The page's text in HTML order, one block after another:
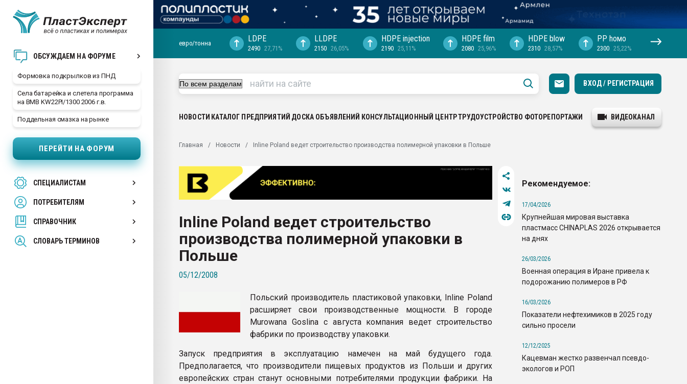
ОБСУЖДАЕМ НА ФОРУМЕ
Формовка подкрылков из ПНД
Села батарейка и слетела программа
на BMB KW22PI/1300 2006 г.в.
Поддельная смазка на рынке
ПЕРЕЙТИ НА ФОРУМ
СПЕЦИАЛИСТАМ
ПОТРЕБИТЕЛЯМ
СПРАВОЧНИК
СЛОВАРЬ ТЕРМИНОВ
29.07.2026 ФРП помог "Ижевскому
Вакуум-формовочные машины:
28.07.2026 Автоматизация выходит на
первый план в переработке
пластмасс
ситуацией на строительном рынке
Всё, что касается выдува ПЭТ
бутылок
ПЕРЕЙТИ НА ФОРУМ
евро/тонна LDPE
2490 27,71%
LLDPE
2150 26,05%
HDPE injection
2190 25,11%
HDPE film
2080 25,96%
HDPE blow
2310 28,57%
PP hомо
2300 25,22%
ВХОД / РЕГИСТРАЦИЯ
НОВОСТИ КАТАЛОГ ПРЕДПРИЯТИЙ ДОСКА ОБЪЯВЛЕНИЙ КОНСУЛЬТАЦИОННЫЙ ЦЕНТРТРУДОУСТРОЙСТВО ФОТОРЕПОРТАЖИ ВИДЕОКАНАЛ
Главная Новости Inline Poland ведет строительство производства полимерной упаковки в Польше
Inline Poland ведет строительство
производства полимерной упаковки в
Польше
05/12/2008
Польский производитель пластиковой упаковки, Inline Poland
расширяет свои производственные мощности. В городе
Murowana Goslina с августа компания ведет строительство
фабрики по производству упаковки.
Запуск предприятия в эксплуатацию намечен на май будущего года.
Предполагается, что производители пищевых продуктов из Польши и других
европейских стран станут основными потребителями продукции фабрики. На
Рекомендуемое:
17/04/2026
Крупнейшая мировая выставка
пластмасс CHINAPLAS 2026 открывается
на днях
26/03/2026
Военная операция в Иране привела к
подорожанию полимеров в РФ
16/03/2026
Показатели нефтехимиков в 2025 году
сильно просели
12/12/2025
Кацевман жестко развенчал псевдо-
экологов и РОП